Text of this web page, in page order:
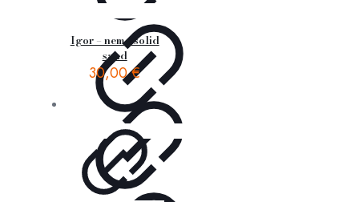
Igor – nemo solid
sand
30,00€